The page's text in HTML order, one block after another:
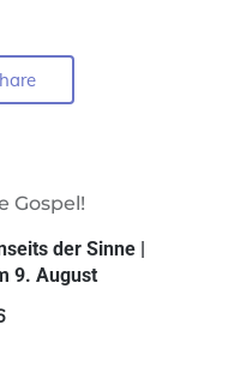
Gospel!
der Sinne |
9. August